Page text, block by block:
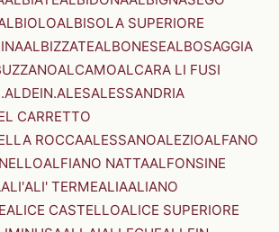
ALBISOLA SUPERIORE
ALBIZZATEALBONESEALBOSAGGIA
ALCAMOALCARA LI FUSI
ALESALESSANDRIA
CARRETTO
ROCCAALESSANOALEZIOALFANO
ALFIANO NATTAALFONSINE
ALI'ALI' TERMEALIAALIANO
ALICE CASTELLOALICE SUPERIORE